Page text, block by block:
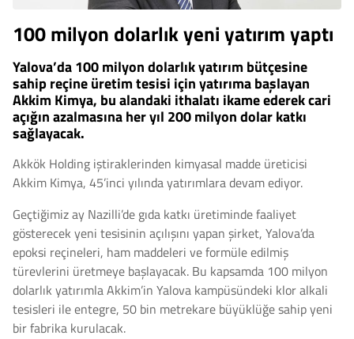
100 milyon dolarlık yeni yatırım yaptı
Yalova’da 100 milyon dolarlık yatırım bütçesine
sahip reçine üretim tesisi için yatırıma başlayan
Akkim Kimya, bu alandaki ithalatı ikame ederek cari
açığın azalmasına her yıl 200 milyon dolar katkı
sağlayacak.
Akkök Holding iştiraklerinden kimyasal madde üreticisi
Akkim Kimya, 45’inci yılında yatırımlara devam ediyor.
Geçtiğimiz ay Nazilli’de gıda katkı üretiminde faaliyet
gösterecek yeni tesisinin açılışını yapan şirket, Yalova’da
epoksi reçineleri, ham maddeleri ve formüle edilmiş
türevlerini üretmeye başlayacak. Bu kapsamda 100 milyon
dolarlık yatırımla Akkim’in Yalova kampüsündeki klor alkali
tesisleri ile entegre, 50 bin metrekare büyüklüğe sahip yeni
bir fabrika kurulacak.